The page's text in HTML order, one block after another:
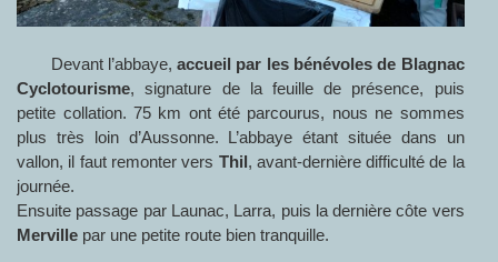
Devant l’abbaye, accueil par les bénévoles de Blagnac
Cyclotourisme, signature de la feuille de présence, puis
petite collation. 75 km ont été parcourus, nous ne sommes
plus très loin d’Aussonne. L’abbaye étant située dans un
vallon, il faut remonter vers Thil, avant-dernière difficulté de la
journée.
Ensuite passage par Launac, Larra, puis la dernière côte vers
Merville par une petite route bien tranquille.